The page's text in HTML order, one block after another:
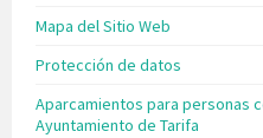
Mapa del Sitio Web
Protección de datos
Aparcamientos para personas
Ayuntamiento de Tarifa